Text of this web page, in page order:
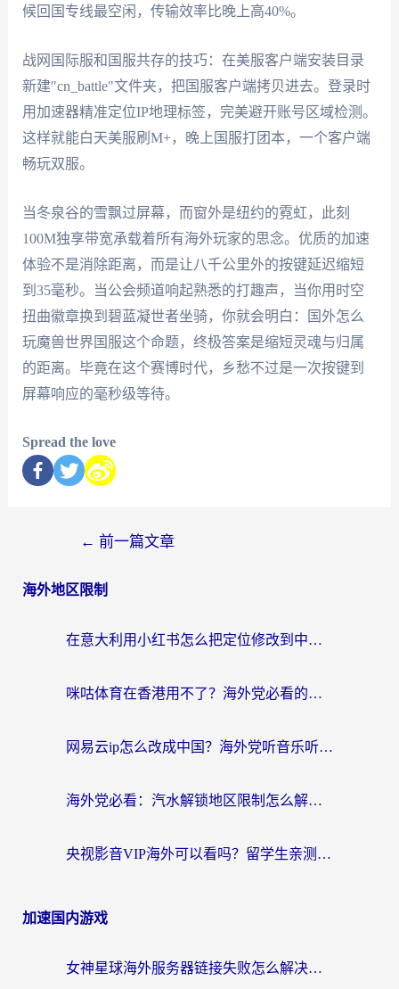
候回国专线最空闲，传输效率比晚上高40%。
战网国际服和国服共存的技巧：在美服客户端安装目录
新建"cn_battle"文件夹，把国服客户端拷贝进去。登录时
用加速器精准定位IP地理标签，完美避开账号区域检测。
这样就能白天美服刷M+，晚上国服打团本，一个客户端
畅玩双服。
当冬泉谷的雪飘过屏幕，而窗外是纽约的霓虹，此刻
100M独享带宽承载着所有海外玩家的思念。优质的加速
体验不是消除距离，而是让八千公里外的按键延迟缩短
到35毫秒。当公会频道响起熟悉的打趣声，当你用时空
扭曲徽章换到碧蓝凝世者坐骑，你就会明白：国外怎么
玩魔兽世界国服这个命题，终极答案是缩短灵魂与归属
的距离。毕竟在这个赛博时代，乡愁不过是一次按键到
屏幕响应的毫秒级等待。
Spread the love
← 前一篇文章
海外地区限制
在意大利用小红书怎么把定位修改到中国国内？3个实用技巧+1个靠谱工具帮你搞定
咪咕体育在香港用不了？海外党必看的回国加速器选择指南（附3个真实场景解决方案）
网易云ip怎么改成中国？海外党听音乐听书的无痛解决方案
海外党必看：汽水解锁地区限制怎么解除？3招解决国内影音&生活服务难题
央视影音VIP海外可以看吗？留学生亲测有效的回国加速器选择指南
加速国内游戏
女神星球海外服务器链接失败怎么解决？海外党国服游戏加速避坑指南